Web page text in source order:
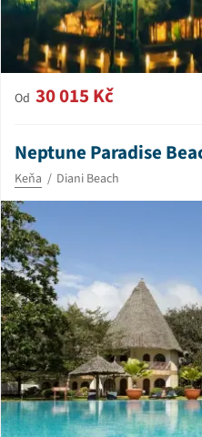
Od 30 015 Kč
Neptune Paradise
Keňa Diani Beach